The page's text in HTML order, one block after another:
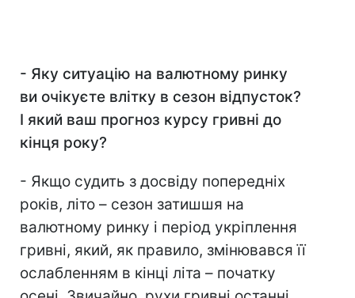
- Яку ситуацію на валютному ринку
ви очікуєте влітку в сезон відпусток?
І який ваш прогноз курсу гривні до
кінця року?
- Якщо судить з досвіду попередніх
років, літо – сезон затишшя на
валютному ринку і період укріплення
гривні, який, як правило, змінювався її
ослабленням в кінці літа – початку